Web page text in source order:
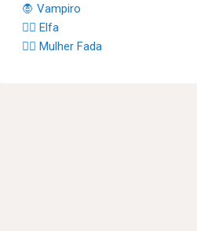
🧛 Vampiro
🧝‍♀️ Elfa
🧚‍♀️ Mulher Fada